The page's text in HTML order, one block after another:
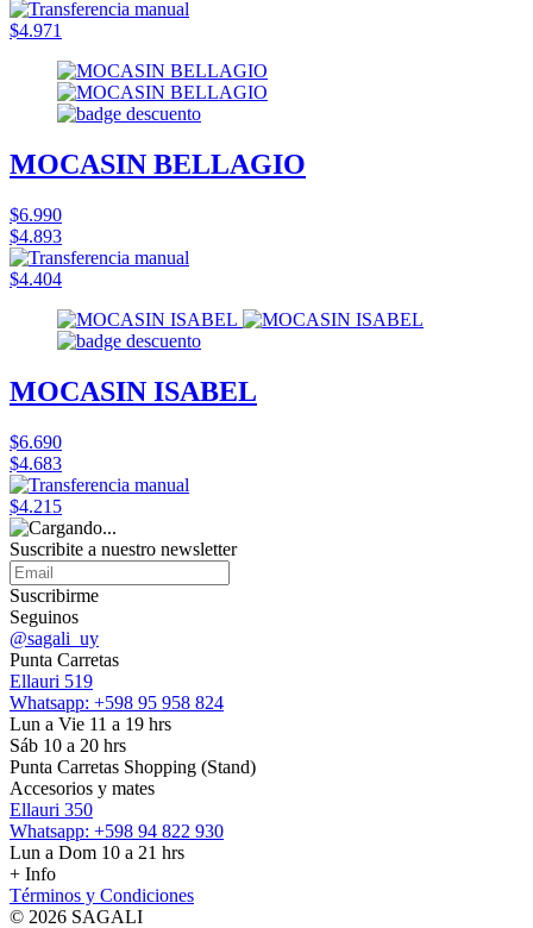
$4.971
MOCASIN BELLAGIO
$6.990
$4.893
$4.404
MOCASIN ISABEL
$6.690
$4.683
$4.215
Suscribite a nuestro newsletter
Suscribirme
Seguinos
@sagali_uy
Punta Carretas
Ellauri 519
Whatsapp: +598 95 958 824
Lun a Vie 11 a 19 hrs
Sáb 10 a 20 hrs
Punta Carretas Shopping (Stand)
Accesorios y mates
Ellauri 350
Whatsapp: +598 94 822 930
Lun a Dom 10 a 21 hrs
+ Info
Términos y Condiciones
© 2026 SAGALI